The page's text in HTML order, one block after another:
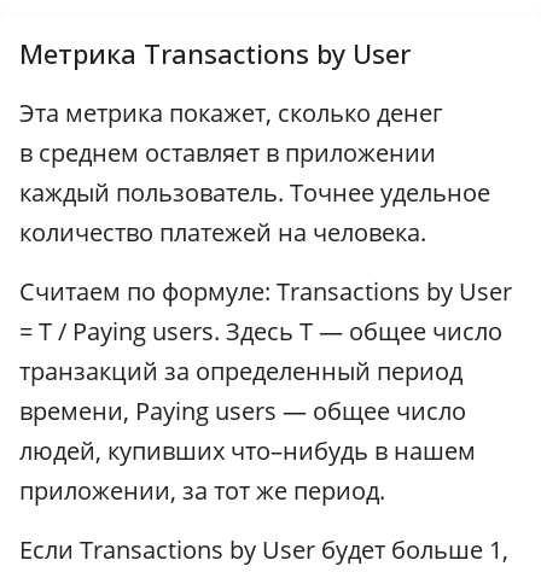
Метрика Transactions by User
Эта метрика покажет, сколько денег
в среднем оставляет в приложении
каждый пользователь. Точнее удельное
количество платежей на человека.
Считаем по формуле: Transactions by User
= T / Paying users. Здесь T — общее число
транзакций за определенный период
времени, Paying users — общее число
людей, купивших что–нибудь в нашем
приложении, за тот же период.
Если Transactions by User будет больше 1,